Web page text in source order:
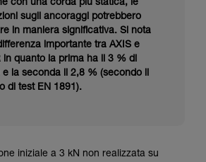
con una corda più statica, le
sugli ancoraggi potrebbero
in maniera significativa. Si nota
importante tra AXIS e
in quanto la prima ha il 3 % di
la seconda il 2,8 % (secondo il
di test EN 1891).
iniziale a 3 kN non realizzata su